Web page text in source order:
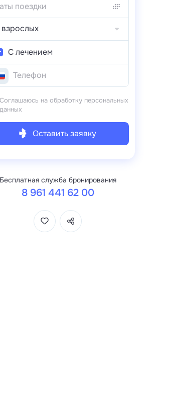
взрослых
С лечением
Соглашаюсь на обработку персональных
данных
Оставить заявку
Бесплатная служба бронирования
8 961 441 62 00